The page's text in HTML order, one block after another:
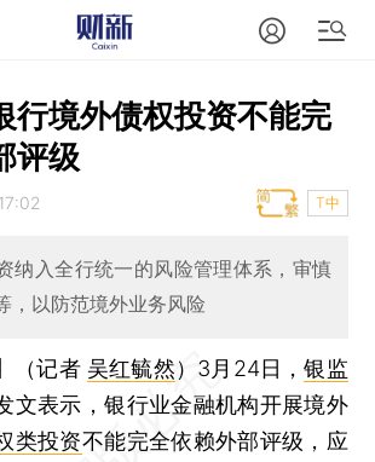
行境外债权投资不能完
评级
T中
纳入全行统一的风险管理体系，审慎
，以防范境外业务风险
（记者 吴红毓然） 3月24日，银监
文表示，银行业金融机构开展境外
类投资不能完全依赖外部评级，应